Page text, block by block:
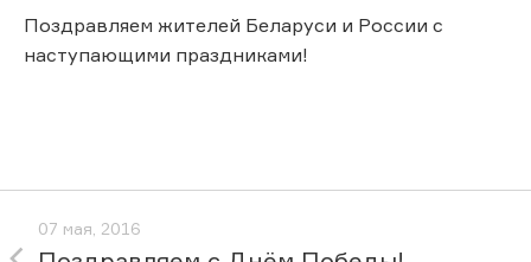
Поздравляем жителей Беларуси ​и России с
наступающими праздниками!
07 мая, 2016